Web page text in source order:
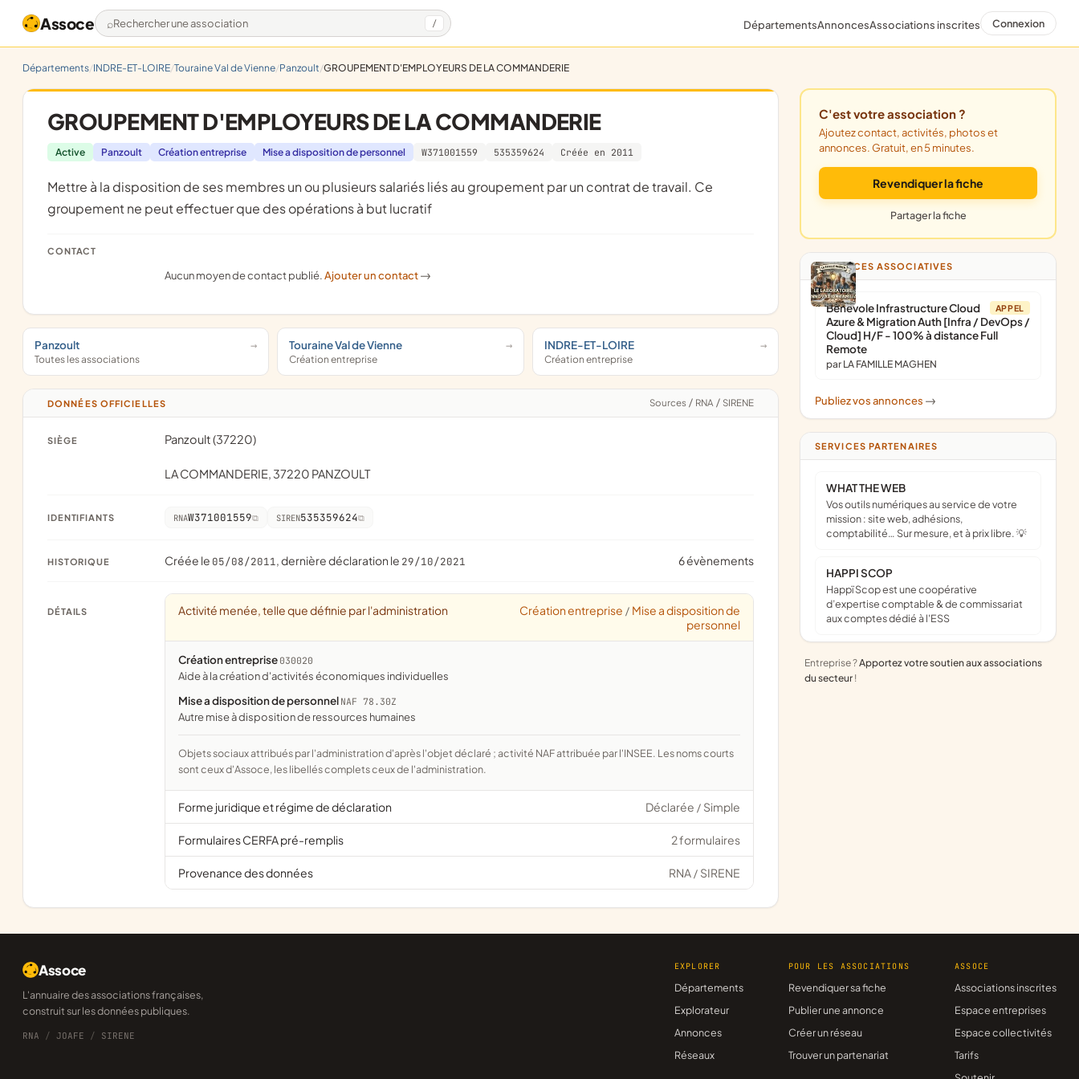
Assoce Rechercher une association / DépartementsAnnoncesAssociations inscrites Connexion
Départements INDRE-ET-LOIRE Touraine Val de Vienne Panzoult GROUPEMENT D'EMPLOYEURS DE LA COMMANDERIE
GROUPEMENT D'EMPLOYEURS DE LA COMMANDERIE
Active Panzoult Création entreprise Mise a disposition de personnel W371001559 535359624 Créée en 2011
mettre à la disposition de ses membres un ou plusieurs salariés liés au groupement par un contrat de travail. Ce
groupement ne peut effectuer que des opérations à but lucratif
CONTACT
Aucun moyen de contact publié.Ajouter un contact ->
Panzoult
Toutes les associations
Touraine Val de Vienne
Création entreprise
INDRE-ET-LOIRE
Création entreprise
DONNÉES OFFICIELLES Sources / RNA / SIRENE
SIÈGE Panzoult (37220)
LA COMMANDERIE, 37220 PANZOULT
IDENTIFIANTS RNAW371001559 SIREN535359624
HISTORIQUE Créée le 05/08/2011, dernière déclaration le 29/10/2021 6 évènements
DÉTAILS Activité menée, telle que définie par l'administration Création entreprise / Mise a disposition de
personnel
Création entreprise 030020
aide à la création d'activités économiques individuelles
Mise a disposition de personnel NAF 78.30Z
Autre mise à disposition de ressources humaines
Objets sociaux attribués par l'administration d'après l'objet déclaré ; activité NAF attribuée par l'INSEE. Les noms courts
sont ceux d'Assoce, les libellés complets ceux de l'administration.
Forme juridique et régime de déclaration Déclarée / Simple
Formulaires CERFA pré-remplis 2 formulaires
Provenance des données RNA / SIRENE
C'est votre association ?
Ajoutez contact, activités, photos et
annonces. Gratuit, en 5 minutes.
Revendiquer la fiche
Partager la fiche
ANNONCES ASSOCIATIVES
APPEL
Bénévole Infrastructure Cloud
Azure & Migration Auth [Infra / DevOps /
Cloud] H/F - 100% à distance Full
Remote
par LA FAMILLE MAGHEN
Publiez vos annonces ->
SERVICES PARTENAIRES
WHAT THE WEB
Vos outils numériques au service de votre
mission : site web, adhésions,
comptabilité… Sur mesure, et à prix libre. 💡
HAPPI SCOP
Happï Scop est une coopérative
d’expertise comptable & de commissariat
aux comptes dédié à l'ESS
Entreprise ?Apportez votre soutien aux associations
du secteur !
Assoce
L'annuaire des associations françaises,
construit sur les données publiques.
RNA / JOAFE / SIRENE
EXPLORER
Départements
Explorateur
Annonces
Réseaux
POUR LES ASSOCIATIONS
Revendiquer sa fiche
Publier une annonce
Créer un réseau
Trouver un partenariat
ASSOCE
Associations inscrites
Espace entreprises
Espace collectivités
Tarifs